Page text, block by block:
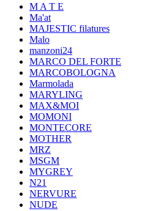
M A T E
Ma'at
MAJESTIC filatures
Malo
manzoni24
MARCO DEL FORTE
MARCOBOLOGNA
Marmolada
MARYLING
MAX&MOI
MOMONI
MONTECORE
MOTHER
MRZ
MSGM
MYGREY
N21
NERVURE
NUDE